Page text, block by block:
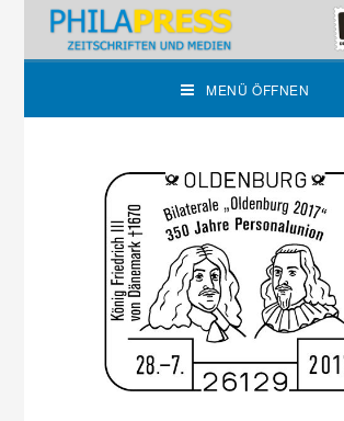
MENÜ ÖFFNEN